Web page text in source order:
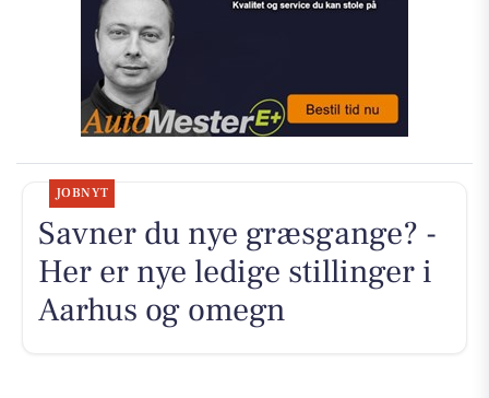
JOBNYT
Savner du nye græsgange? -
Her er nye ledige stillinger i
Aarhus og omegn